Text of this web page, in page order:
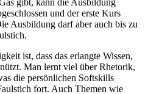
und der erste Kurs
Ausbildung darf aber auch bis zu
ist, dass das erlangte Wissen,
Man lernt viel über Rhetorik,
die persönlichen Softskills
fort. Auch Themen wie